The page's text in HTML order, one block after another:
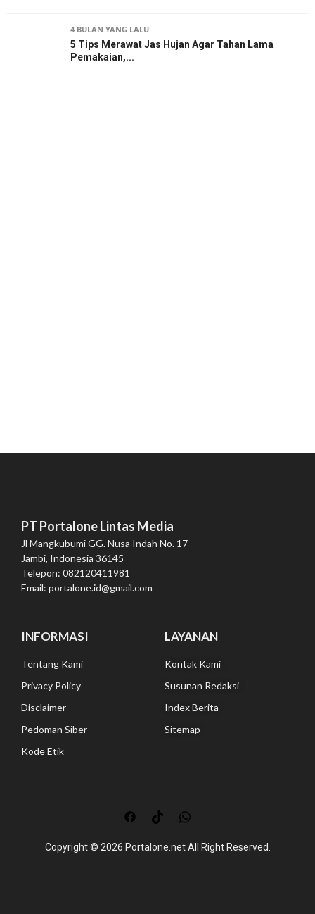
4 BULAN YANG LALU
5 Tips Merawat Jas Hujan Agar Tahan Lama
Pemakaian,...
PT Portalone Lintas Media
Jl Mangkubumi GG. Nusa Indah No. 17
Jambi, Indonesia 36145
Telepon: 082120411981
Email: portalone.id@gmail.com
INFORMASI
Tentang Kami
Privacy Policy
Disclaimer
Pedoman Siber
Kode Etik
LAYANAN
Kontak Kami
Susunan Redaksi
Index Berita
Sitemap
Copyright © 2026 Portalone.net All Right Reserved.